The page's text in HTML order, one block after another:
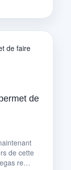
de
de cette
re…